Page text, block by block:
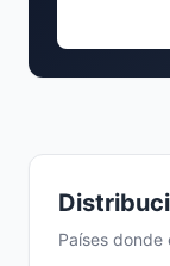
Países donde